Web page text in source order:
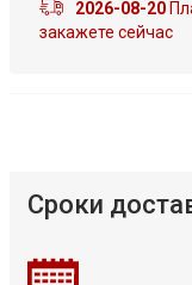
2026-08-20
закажете сейчас
Сроки